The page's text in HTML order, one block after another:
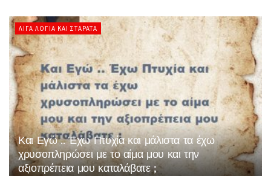
ΛΊΓΑ ΛΌΓΙΑ ΚΑΙ ΣΤΑΡΆΤΑ
Και Εγώ .. Έχω Πτυχία και μάλιστα τα έχω
χρυσοπληρώσει με το αίμα μου και την
αξιοπρέπεια μου καταλάβατε ;